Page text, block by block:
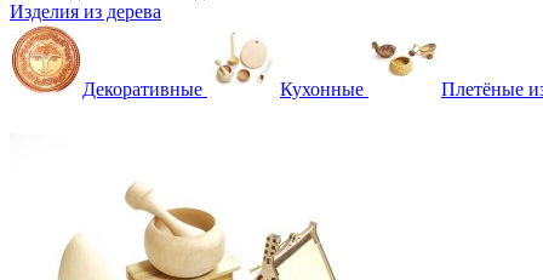
Изделия из дерева
Декоративные Кухонные Плетёные